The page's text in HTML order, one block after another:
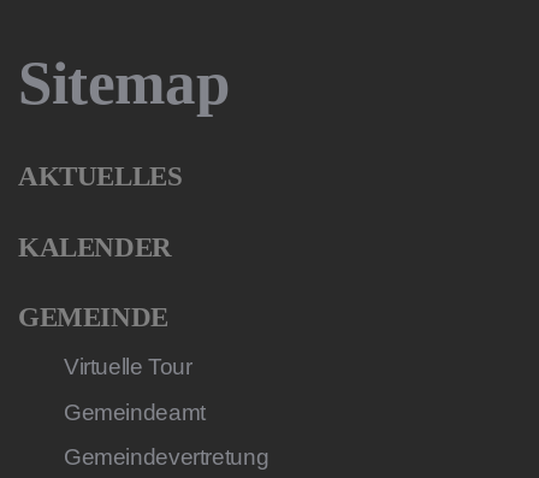
Sitemap
AKTUELLES
KALENDER
GEMEINDE
Virtuelle Tour
Gemeindeamt
Gemeindevertretung